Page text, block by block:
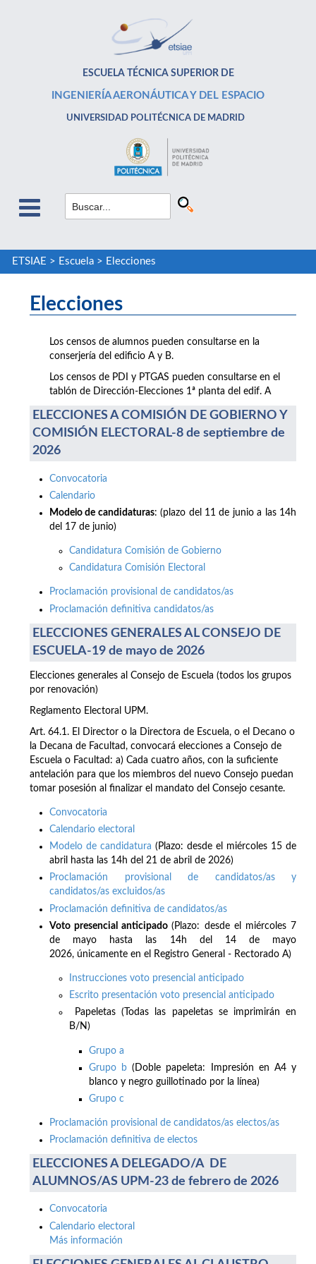
ESCUELA TÉCNICA SUPERIOR DE
INGENIERÍA AERONÁUTICA Y DEL ESPACIO
UNIVERSIDAD POLITÉCNICA DE MADRID
ETSIAE > Escuela> Elecciones
Elecciones
Los censos de alumnos pueden consultarse en la
conserjería del edificio A y B.
Los censos de PDI y PTGAS pueden consultarse en el
tablón de Dirección-Elecciones 1ª planta del edif. A
ELECCIONES A COMISIÓN DE GOBIERNO Y
COMISIÓN ELECTORAL-8 de septiembre de
2026
Convocatoria
Calendario
Modelo de candidaturas: (plazo del 11 de junio a las 14h
del 17 de junio)
Candidatura Comisión de Gobierno
Candidatura Comisión Electoral
Proclamación provisional de candidatos/as
Proclamación definitiva candidatos/as
ELECCIONES GENERALES AL CONSEJO DE
ESCUELA-19 de mayo de 2026
Elecciones generales al Consejo de Escuela (todos los grupos
por renovación)
Reglamento Electoral UPM.
Art. 64.1. El Director o la Directora de Escuela, o el Decano o
la Decana de Facultad, convocará elecciones a Consejo de
Escuela o Facultad: a) Cada cuatro años, con la suficiente
antelación para que los miembros del nuevo Consejo puedan
tomar posesión al finalizar el mandato del Consejo cesante.
Convocatoria
Calendario electoral
Modelo de candidatura (Plazo: desde el miércoles 15 de
abril hasta las 14h del 21 de abril de 2026)
Proclamación provisional de candidatos/as y
candidatos/as excluidos/as
Proclamación definitiva de candidatos/as
Voto presencial anticipado(Plazo: desde el miércoles 7
de mayo hasta las 14h del 14 de mayo
2026, únicamente en el Registro General - Rectorado A)
Instrucciones voto presencial anticipado
Escrito presentación voto presencial anticipado
Papeletas (Todas las papeletas se imprimirán en
B/N)
Grupo a
Grupo b (Doble papeleta: Impresión en A4 y
blanco y negro guillotinado por la línea)
Grupo c
Proclamación provisional de candidatos/as electos/as
Proclamación definitiva de electos
ELECCIONES A DELEGADO/A DE
ALUMNOS/AS UPM-23 de febrero de 2026
Convocatoria
Calendario electoral
Más información